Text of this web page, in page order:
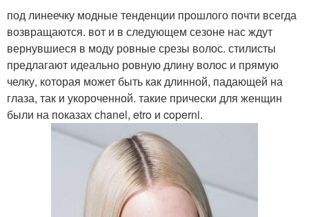
под линеечку модные тенденции прошлого почти всегда
возвращаются. вот и в следующем сезоне нас ждут
вернувшиеся в моду ровные срезы волос. стилисты
предлагают идеально ровную длину волос и прямую
челку, которая может быть как длинной, падающей на
глаза, так и укороченной. такие прически для женщин
были на показах сhanel, etro и coperni.